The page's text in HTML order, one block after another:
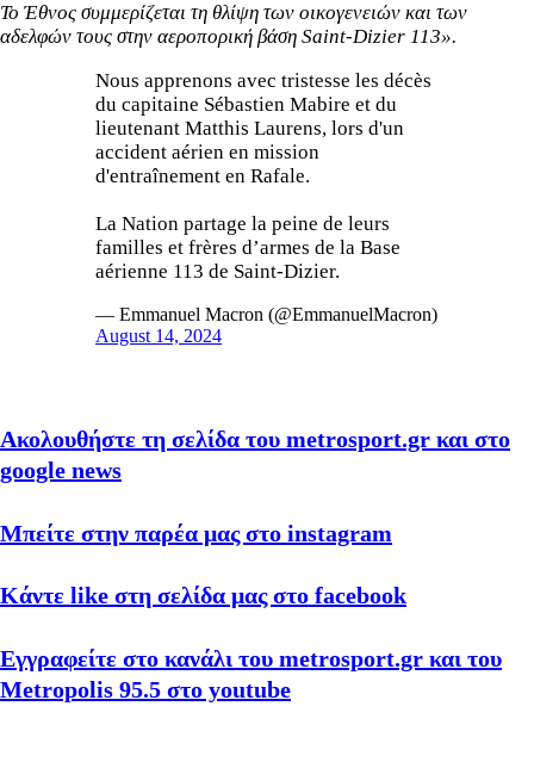
Το Έθνος συμμερίζεται τη θλίψη των οικογενειών και των
αδελφών τους στην αεροπορική βάση Saint-Dizier 113».
Nous apprenons avec tristesse les décès
du capitaine Sébastien Mabire et du
lieutenant Matthis Laurens, lors d'un
accident aérien en mission
d'entraînement en Rafale.
La Nation partage la peine de leurs
familles et frères d’armes de la Base
aérienne 113 de Saint-Dizier.
— Emmanuel Macron (@EmmanuelMacron)
August 14, 2024
Ακολουθήστε τη σελίδα του metrosport.gr και στο
google news
Μπείτε στην παρέα μας στο instagram
Κάντε like στη σελίδα μας στο facebook
Εγγραφείτε στο κανάλι του metrosport.gr και του
Metropolis 95.5 στο youtube